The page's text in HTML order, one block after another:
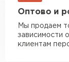
Оптово и
Мы продаем
зависимости
клиентам